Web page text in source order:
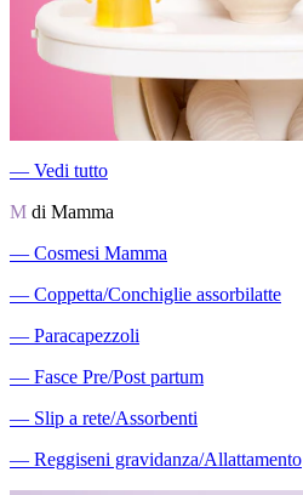
― Vedi tutto
M di Mamma
― Cosmesi Mamma
― Coppetta/Conchiglie assorbilatte
― Paracapezzoli
― Fasce Pre/Post partum
― Slip a rete/Assorbenti
― Reggiseni gravidanza/Allattamento